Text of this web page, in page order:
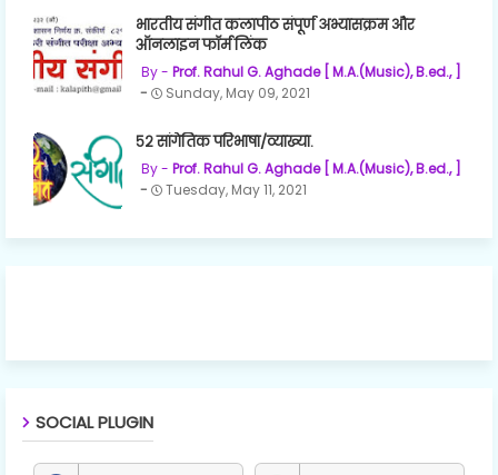
भारतीय संगीत कलापीठ संपूर्ण अभ्यासक्रम और
ऑनलाइन फॉर्म लिंक
Prof. Rahul G. Aghade [ M.A.(Music), B.ed., ]
Sunday, May 09, 2021
५२ सांगेतिक परिभाषा/व्याख्या.
Prof. Rahul G. Aghade [ M.A.(Music), B.ed., ]
Tuesday, May 11, 2021
SOCIAL PLUGIN